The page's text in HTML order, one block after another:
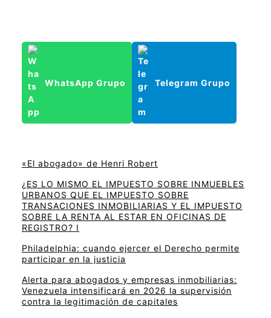
WhatsApp Grupo Telegram Grupo
«El abogado» de Henri Robert
¿ES LO MISMO EL IMPUESTO SOBRE INMUEBLES
URBANOS QUE EL IMPUESTO SOBRE
TRANSACIONES INMOBILIARIAS Y EL IMPUESTO
SOBRE LA RENTA AL ESTAR EN OFICINAS DE
REGISTRO? I
Philadelphia: cuando ejercer el Derecho permite
participar en la justicia
Alerta para abogados y empresas inmobiliarias:
Venezuela intensificará en 2026 la supervisión
contra la legitimación de capitales